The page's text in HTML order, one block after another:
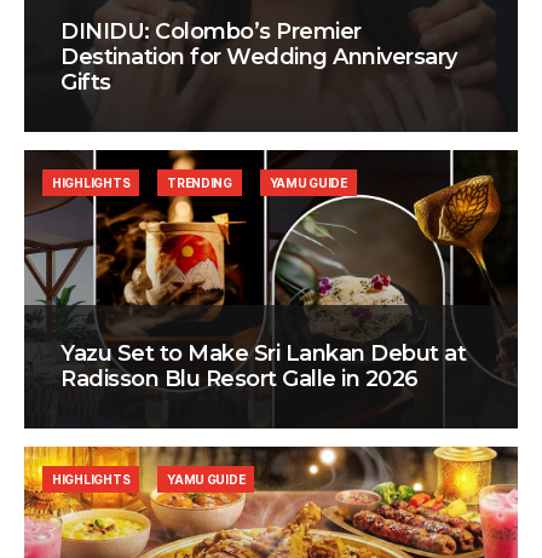
DINIDU: Colombo’s Premier
Destination for Wedding Anniversary
Gifts
Yazu Set to Make Sri Lankan Debut at
Radisson Blu Resort Galle in 2026
HIGHLIGHTS TRENDING YAMU GUIDE
HIGHLIGHTS YAMU GUIDE